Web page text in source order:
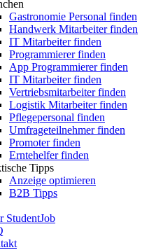
Gastronomie Personal finden
Handwerk Mitarbeiter finden
IT Mitarbeiter finden
Programmierer finden
App Programmierer finden
IT Mitarbeiter finden
Vertriebsmitarbeiter finden
Logistik Mitarbeiter finden
Pflegepersonal finden
Umfrageteilnehmer finden
Promoter finden
Erntehelfer finden
Tipps
Anzeige optimieren
B2B Tipps
StudentJob